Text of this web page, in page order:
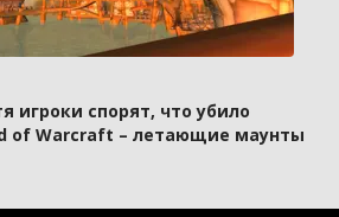
игроки спорят, что убило
of Warcraft – летающие маунты